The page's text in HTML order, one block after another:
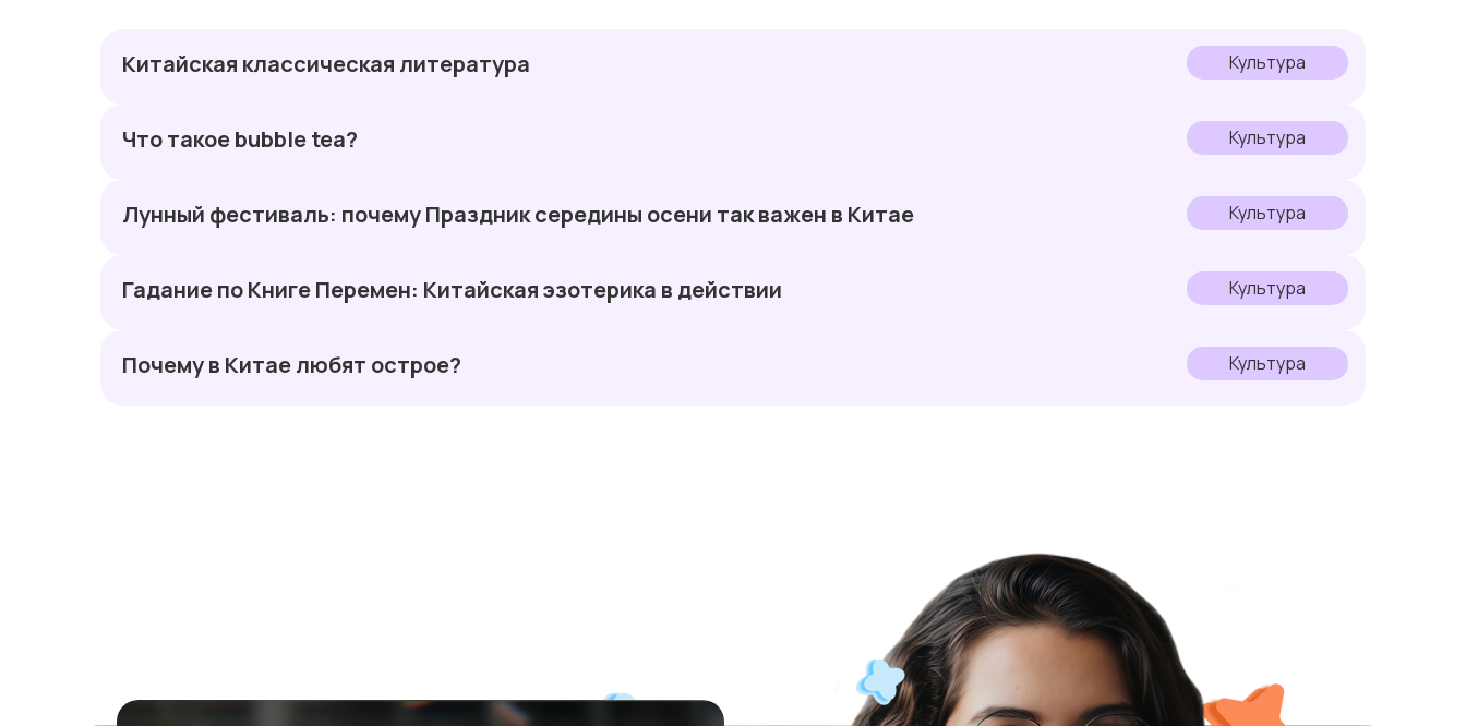
Китайская классическая литература Культура
Что такое bubble tea? Культура
Лунный фестиваль: почему Праздник середины осени так важен в Китае Культура
Гадание по Книге Перемен: Китайская эзотерика в действии Культура
Почему в Китае любят острое? Культура